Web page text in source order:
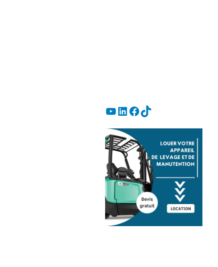
YouTube
LinkedIn
Facebook
TikTok